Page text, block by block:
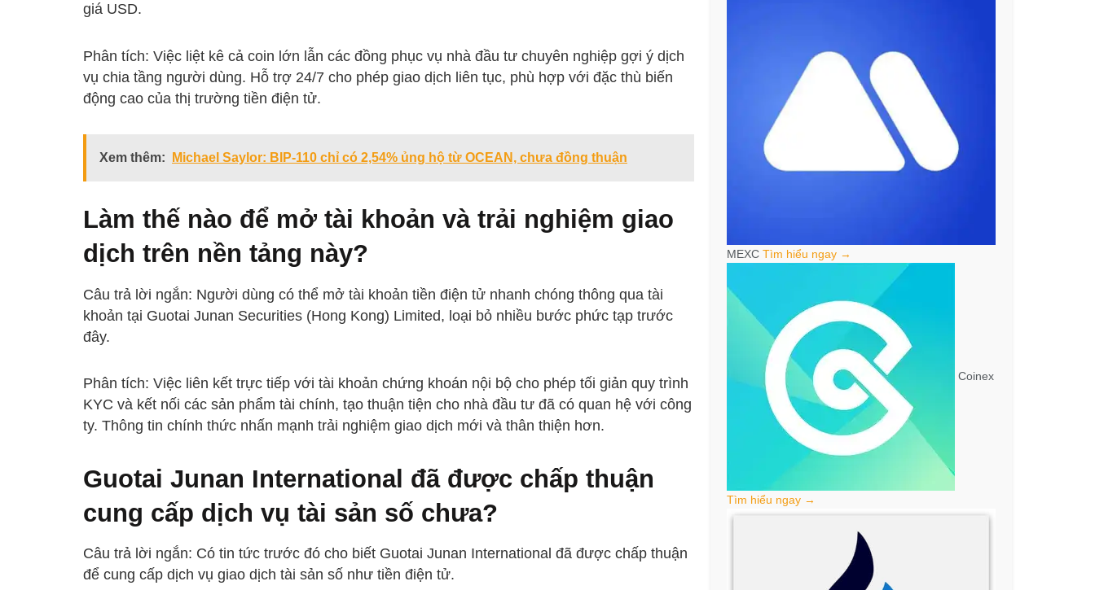
giá USD.
Phân tích: Việc liệt kê cả coin lớn lẫn các đồng phục vụ nhà đầu tư chuyên nghiệp gợi ý dịch
vụ chia tầng người dùng. Hỗ trợ 24/7 cho phép giao dịch liên tục, phù hợp với đặc thù biến
động cao của thị trường tiền điện tử.
Xem thêm: Michael Saylor: BIP-110 chỉ có 2,54% ủng hộ từ OCEAN, chưa đồng thuận
Làm thế nào để mở tài khoản và trải nghiệm giao
dịch trên nền tảng này?
Câu trả lời ngắn: Người dùng có thể mở tài khoản tiền điện tử nhanh chóng thông qua tài
khoản tại Guotai Junan Securities (Hong Kong) Limited, loại bỏ nhiều bước phức tạp trước
đây.
Phân tích: Việc liên kết trực tiếp với tài khoản chứng khoán nội bộ cho phép tối giản quy trình
KYC và kết nối các sản phẩm tài chính, tạo thuận tiện cho nhà đầu tư đã có quan hệ với công
ty. Thông tin chính thức nhấn mạnh trải nghiệm giao dịch mới và thân thiện hơn.
Guotai Junan International đã được chấp thuận
cung cấp dịch vụ tài sản số chưa?
Câu trả lời ngắn: Có tin tức trước đó cho biết Guotai Junan International đã được chấp thuận
để cung cấp dịch vụ giao dịch tài sản số như tiền điện tử.
MEXC Tìm hiểu ngay →
Coinex
Tìm hiểu ngay →